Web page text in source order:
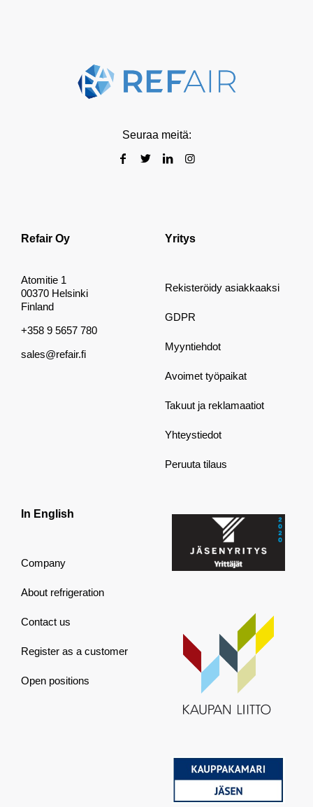
Seuraa meitä:
Refair Oy
Atomitie 1
00370 Helsinki
Finland
+358 9 5657 780
sales@refair.fi
Yritys
Rekisteröidy asiakkaaksi
GDPR
Myyntiehdot
Avoimet työpaikat
Takuut ja reklamaatiot
Yhteystiedot
Peruuta tilaus
In English
Company
About refrigeration
Contact us
Register as a customer
Open positions